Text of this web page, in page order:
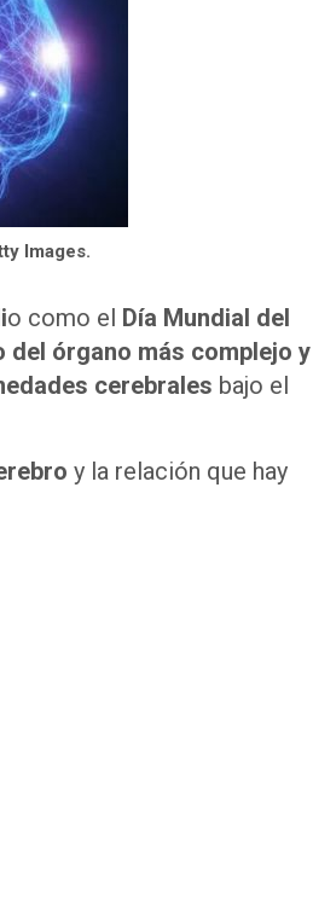
Images.
o como el Día Mundial del
órgano más complejo y
cerebrales bajo el
y la relación que hay